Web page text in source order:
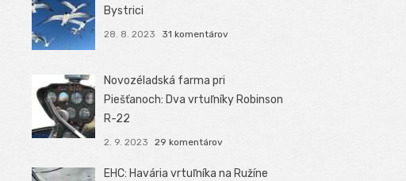
Bystrici
28. 8. 2023 31 komentárov
Novozéladská farma pri
Piešťanoch: Dva vrtuľníky Robinson
R-22
2. 9. 2023 29 komentárov
EHC: Havária vrtuľníka na Ružíne